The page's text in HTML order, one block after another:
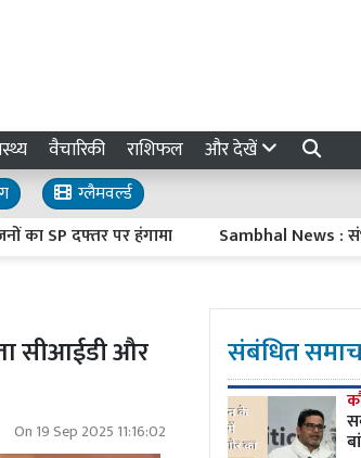
वैचारिकी राशिफल और देखें
ग्लैमवर्ल्ड
दफ्तर पर हंगामा Sambhal News : संभल में
सीआईडी और
On 19 Sep 2025 11:16:02
संबंधित